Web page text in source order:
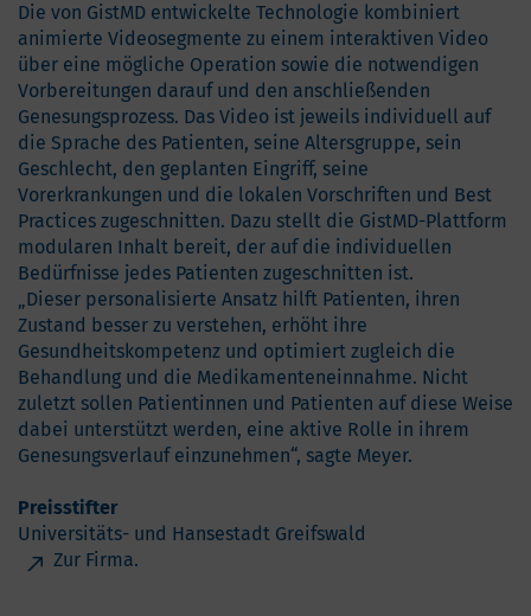
Die von GistMD entwickelte Technologie kombiniert
animierte Videosegmente zu einem interaktiven Video
über eine mögliche Operation sowie die notwendigen
Vorbereitungen darauf und den anschließenden
Genesungsprozess. Das Video ist jeweils individuell auf
die Sprache des Patienten, seine Altersgruppe, sein
Geschlecht, den geplanten Eingriff, seine
Vorerkrankungen und die lokalen Vorschriften und Best
Practices zugeschnitten. Dazu stellt die GistMD-Plattform
modularen Inhalt bereit, der auf die individuellen
Bedürfnisse jedes Patienten zugeschnitten ist.
„Dieser personalisierte Ansatz hilft Patienten, ihren
Zustand besser zu verstehen, erhöht ihre
Gesundheitskompetenz und optimiert zugleich die
Behandlung und die Medikamenteneinnahme. Nicht
zuletzt sollen Patientinnen und Patienten auf diese Weise
dabei unterstützt werden, eine aktive Rolle in ihrem
Genesungsverlauf einzunehmen“, sagte Meyer.
Preisstifter
Universitäts- und Hansestadt Greifswald
Zur Firma.